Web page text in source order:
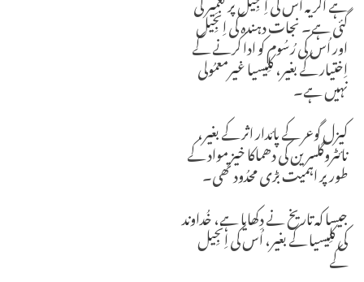
گئی ہے۔نجات دہندہ کی اِنجِیل
اور اُس کی رُسُوم کو ادا کرنے کے
اِختیار کے بغیر،کلِیسیا غیرمعمُولی
نہیں ہے۔
کیزل گوعر کے پائدار اثر کے بغیر،
نائٹروگلسرین کی دھماکا خیز مواد کے
طور پر اہمیت بڑی محدُود تھی۔
جیسا کہ تاریخ نے دِکھایا ہے، خُداوند
کی کلِیسیا کے بغیر، اُس کی اِنجِیل
کے